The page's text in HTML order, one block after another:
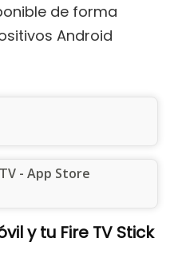
de forma
Android
- App Store
y tu Fire TV Stick